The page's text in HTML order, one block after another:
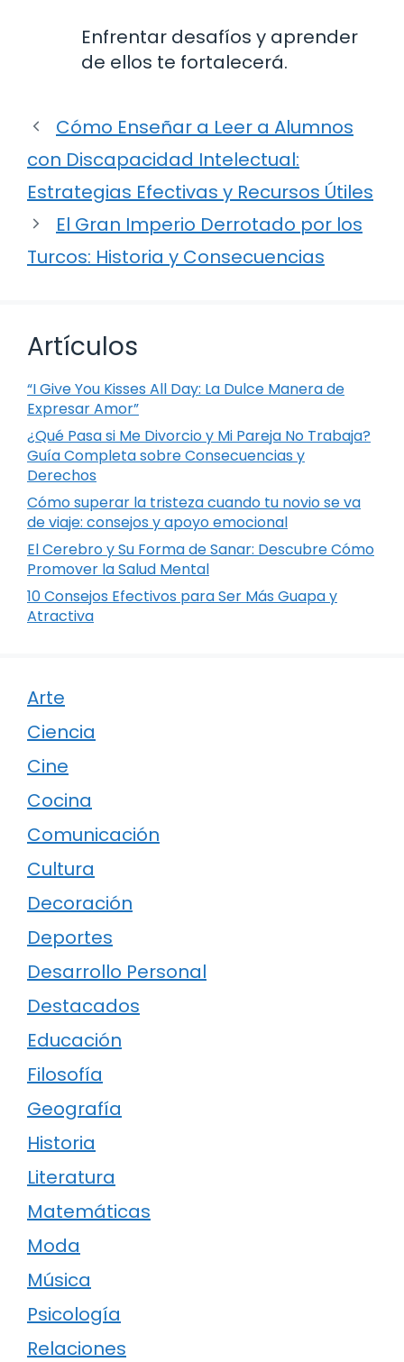
Enfrentar desafíos y aprender
de ellos te fortalecerá.
Cómo Enseñar a Leer a Alumnos
con Discapacidad Intelectual:
Estrategias Efectivas y Recursos Útiles
El Gran Imperio Derrotado por los
Turcos: Historia y Consecuencias
Artículos
“I Give You Kisses All Day: La Dulce Manera de
Expresar Amor”
¿Qué Pasa si Me Divorcio y Mi Pareja No Trabaja?
Guía Completa sobre Consecuencias y
Derechos
Cómo superar la tristeza cuando tu novio se va
de viaje: consejos y apoyo emocional
El Cerebro y Su Forma de Sanar: Descubre Cómo
Promover la Salud Mental
10 Consejos Efectivos para Ser Más Guapa y
Atractiva
Arte
Ciencia
Cine
Cocina
Comunicación
Cultura
Decoración
Deportes
Desarrollo Personal
Destacados
Educación
Filosofía
Geografía
Historia
Literatura
Matemáticas
Moda
Música
Psicología
Relaciones